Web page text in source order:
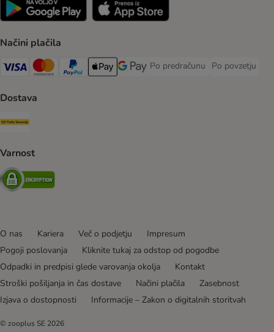
Načini plačila
Visa Payment Method
MasterCard Payment Method
PayPal Payment Method
Apple Pay Payment Method
Google pay Payment Method
Po predračunu
Po predračunu Payment Method
Po povzetju
Po povzetju
Dostava
Pošta Slovenije Shipping Method
Varnost
Security
O nas Kariera Več o podjetju
Impresum
Pogoji poslovanja
Kliknite tukaj za odstop od pogodbe
Odpadki in predpisi glede varovanja okolja
Kontakt
Stroški pošiljanja in čas dostave
Načini plačila
Zasebnost
Izjava o dostopnosti
Informacije – Zakon o digitalnih storitvah
© zooplus SE 2026